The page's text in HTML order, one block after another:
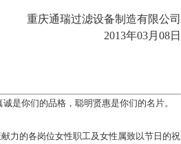
重庆通瑞过滤设备制造有限公司
2013年03月08日
是你们的品格，聪明贤惠是你们的名片。
力的各岗位女性职工及女性属致以节日的祝